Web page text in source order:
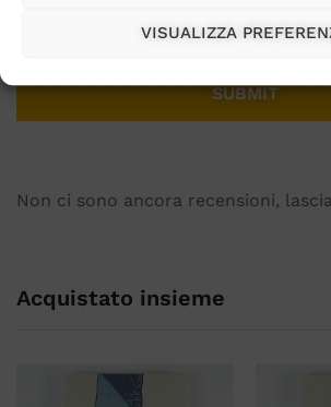
VISUALIZZA
browser per la prossima volta che
Non ci sono ancora recensioni,
Acquistato insieme